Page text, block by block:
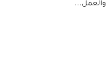
والعمل...